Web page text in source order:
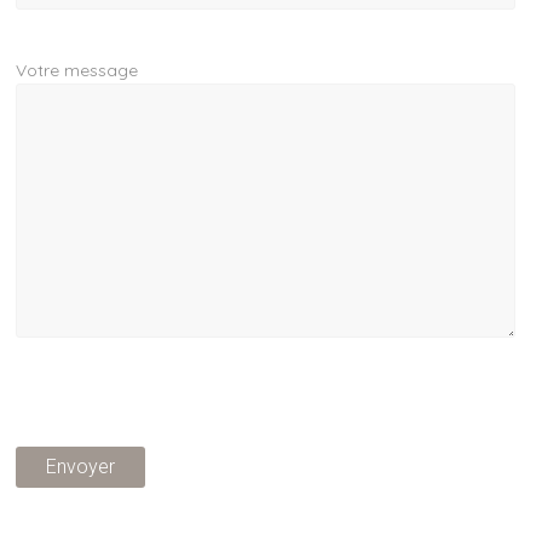
Votre message